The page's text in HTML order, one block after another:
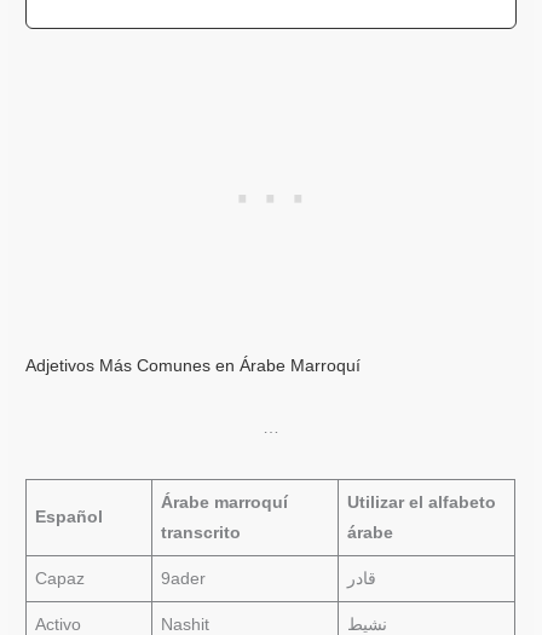
Adjetivos Más Comunes en Árabe Marroquí
Español
Árabe marroquí
transcrito
Utilizar el alfabeto
árabe
Capaz 9ader قادر
Activo Nashit نشيط